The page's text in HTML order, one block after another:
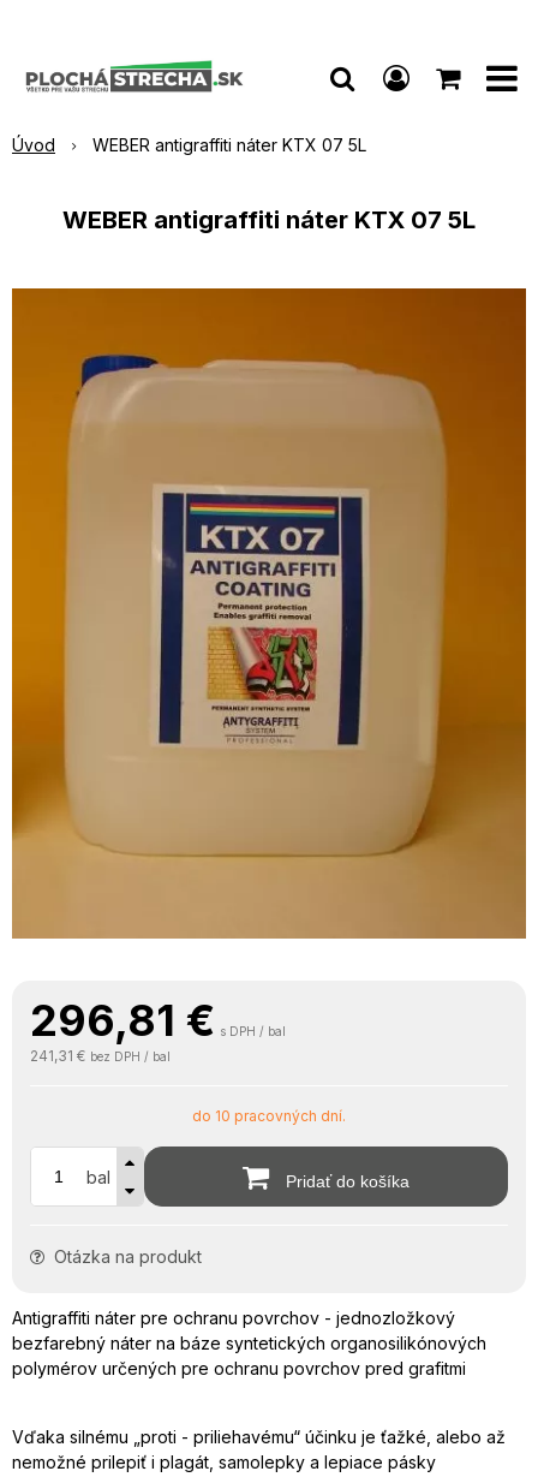
Úvod WEBER antigraffiti náter KTX 07 5L
WEBER antigraffiti náter KTX 07 5L
296,81 € s DPH / bal
241,31 € bez DPH / bal
do 10 pracovných dní.
bal Pridať do košíka
Otázka na produkt
Antigraffiti náter pre ochranu povrchov - jednozložkový
bezfarebný náter na báze syntetických organosilikónových
polymérov určených pre ochranu povrchov pred grafitmi
Vďaka silnému „proti - priliehavému“ účinku je ťažké, alebo až
nemožné prilepiť i plagát, samolepky a lepiace pásky